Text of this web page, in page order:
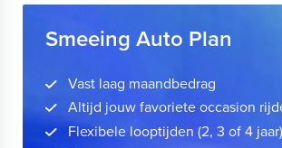
Smeeing Auto Plan
Vast laag maandbedrag
Altijd jouw favoriete occasion
Flexibele looptijden (2, 3 of 4 jaar)